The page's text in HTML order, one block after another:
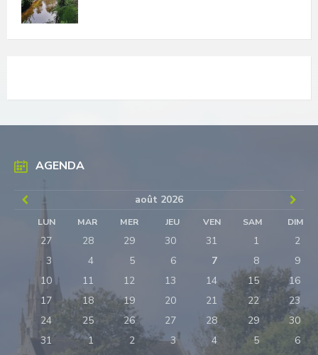
AGENDA
août 2026
Previous
Month
LUN MAR MER JEU VEN SAM DIM
calendar
27 28 29 30 31 1
2
3
4 5 6 7 8
9
10
11 12 13 14 15
16
17
18 19 20 21 22
23
24
25 26 27 28 29
30
31
1 2 3 4 5
6